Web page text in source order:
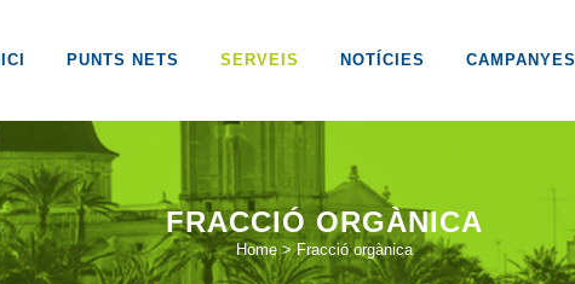
PUNTS NETS SERVEIS NOTÍCIES CAMPANYES
FRACCIÓ ORGÀNICA
Home>Fracció orgànica